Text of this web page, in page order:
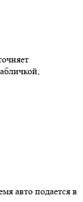
авто подается в